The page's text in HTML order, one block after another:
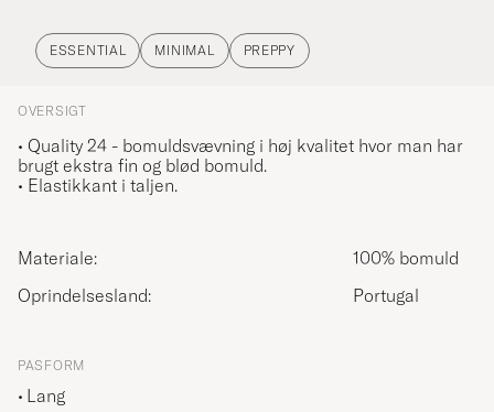
ESSENTIAL MINIMAL PREPPY
OVERSIGT
• Quality 24 - bomuldsvævning i høj kvalitet hvor man har
brugt ekstra fin og blød bomuld.
• Elastikkant i taljen.
Materiale:
100% bomuld
Oprindelsesland:
Portugal
PASFORM
Lang